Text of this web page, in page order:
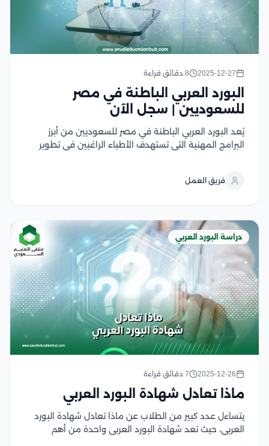
2025-12-27 8 دقائق قراءة
البورد العربي الباطنة في مصر
للسعوديين | سجل الآن
يُعد البورد العربي الباطنة في مصر للسعوديين من أبرز
البرامج المهنية التي تستهدف الأطباء الراغبين في تطوير
العملي داخل المستشفيات المعتمدة، مما يساعد على
فريق العمل
دراسة البورد العربي
2025-12-26 7 دقائق قراءة
ماذا تعادل شهادة البورد العربي
يتساءل عدد كبير من الطلاب عن ماذا تعادل شهادة البورد
العربي، حيث تعد شهادة البورد العربي واحدة من أهم